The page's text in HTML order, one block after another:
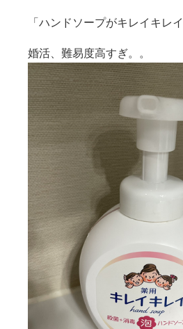
「ハンドソープがキレイキレ
婚活、難易度高すぎ。。